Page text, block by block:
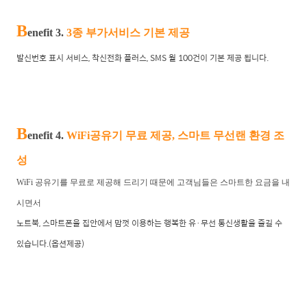
Benefit 3. 3종 부가서비스 기본 제공
발신번호 표시 서비스, 착신전화 플러스, SMS 월 100건이 기본 제공 됩니다.
Benefit 4. WiFi공유기 무료 제공, 스마트 무선랜 환경 조
성
WiFi 공유기를 무료로 제공해 드리기 때문에 고객님들은 스마트한 요금을 내
시면서
노트북, 스마트폰을 집안에서 맘껏 이용하는 행복한 유·무선 통신생활을 즐길 수
있습니다.(옵션제공)